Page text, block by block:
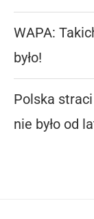
WAPA:
było!
Polska
nie było od